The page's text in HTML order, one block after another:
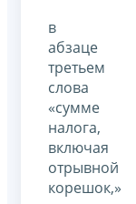
в
абзаце
третьем
слова
«сумме
налога,
включая
отрывной
корешок,»